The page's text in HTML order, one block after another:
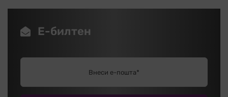
Е-билтен